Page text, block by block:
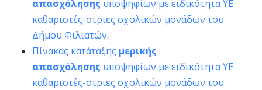
απασχόλησης υποψηφίων με ειδικότητα ΥΕ
καθαριστές-στριες σχολικών μονάδων του
Δήμου Φιλιατών.
Πίνακας κατάταξης μερικής
απασχόλησης υποψηφίων με ειδικότητα ΥΕ
καθαριστές-στριες σχολικών μονάδων του